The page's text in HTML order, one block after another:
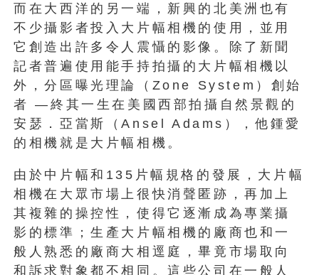
而在大西洋的另一端，新興的北美洲也有
不少攝影者投入大片幅相機的使用，並用
它創造出許多令人震懾的影像。除了新聞
記者普遍使用能手持拍攝的大片幅相機以
外，分區曝光理論（Zone System）創始
者 —終其一生在美國西部拍攝自然景觀的
安瑟．亞當斯（Ansel Adams），他鍾愛
的相機就是大片幅相機。
由於中片幅和135片幅規格的發展，大片幅
相機在大眾市場上很快消聲匿跡，再加上
其複雜的操控性，使得它逐漸成為專業攝
影的標準；生產大片幅相機的廠商也和一
般人熟悉的廠商大相逕庭，畢竟市場取向
和訴求對象都不相同。這些公司在一般人